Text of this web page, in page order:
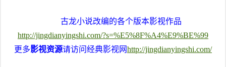
古龙小说改编的各个版本影视作品
http://jingdianyingshi.com/?s=%E5%8F%A4%E9%BE%99
更多影视资源请访问经典影视网http://jingdianyingshi.com/